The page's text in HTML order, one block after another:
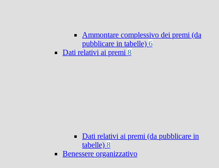
Ammontare complessivo dei premi (da
pubblicare in tabelle) 6
Dati relativi ai premi 8
Dati relativi ai premi (da pubblicare in
tabelle) 8
Benessere organizzativo